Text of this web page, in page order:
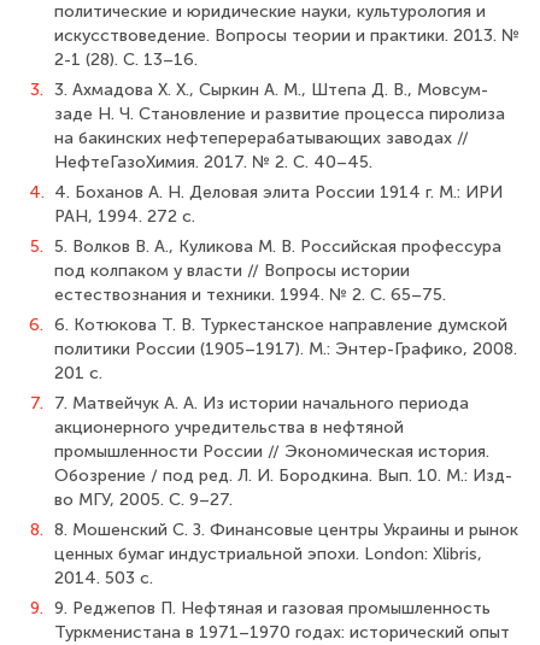
политические и юридические науки, культурология и
искусствоведение. Вопросы теории и практики. 2013. №
2-1 (28). С. 13–16.
3. 3. Ахмадова Х. Х., Сыркин А. М., Штепа Д. В., Мовсум-
заде Н. Ч. Становление и развитие процесса пиролиза
на бакинских нефтеперерабатывающих заводах //
НефтеГазоХимия. 2017. № 2. С. 40–45.
4. 4. Боханов А. Н. Деловая элита России 1914 г. М.: ИРИ
РАН, 1994. 272 с.
5. 5. Волков В. А., Куликова М. В. Российская профессура
под колпаком у власти // Вопросы истории
естествознания и техники. 1994. № 2. С. 65–75.
6. 6. Котюкова Т. В. Туркестанское направление думской
политики России (1905–1917). М.: Энтер-Графико, 2008.
201 с.
7.
7. Матвейчук А. А. Из истории начального периода
акционерного учредительства в нефтяной
промышленности России // Экономическая история.
Обозрение / под ред. Л. И. Бородкина. Вып. 10. М.: Изд-
во МГУ, 2005. С. 9–27.
8. 8. Мошенский С. З. Финансовые центры Украины и рынок
ценных бумаг индустриальной эпохи. London: Xlibris,
2014. 503 с.
9. 9. Реджепов П. Нефтяная и газовая промышленность
Туркменистана в 1971–1970 годах: исторический опыт